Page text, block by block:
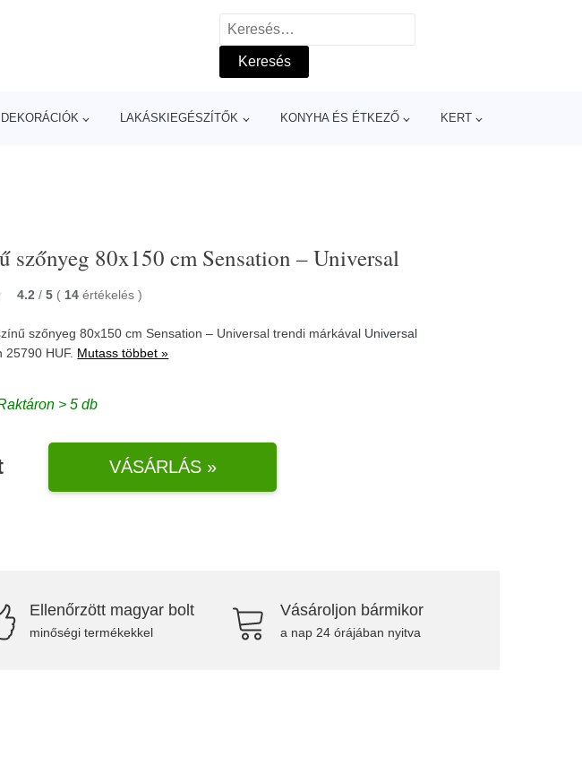
Keresés:
DEKORÁCIÓK LAKÁSKIEGÉSZÍTŐK KONYHA ÉS ÉTKEZŐ KERT
szőnyeg 80x150 cm Sensation – Universal
4.2 / 5 ( 14 értékelés)
szőnyeg 80x150 cm Sensation – Universal trendi márkával Universal
25790 HUF. Mutass többet »
> 5 db
VÁSÁRLÁS »
Ellenőrzött magyar bolt
minőségi termékekkel
Vásároljon bármikor
a nap 24 órájában nyitva